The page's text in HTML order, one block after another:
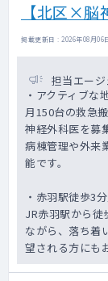
【北区×脳
掲載更新日 : 2026年08月
担当エージ
・アクティブな
月150台の救急
神経外科医を募
病棟管理や外来
能です。
・赤羽駅徒歩3
JR赤羽駅から徒
ながら、落ち着
望される方にも